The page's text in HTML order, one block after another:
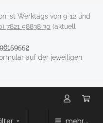
ist Werktags von 9-12 und
7821 58838 30 (aktuell
auf der jeweiligen